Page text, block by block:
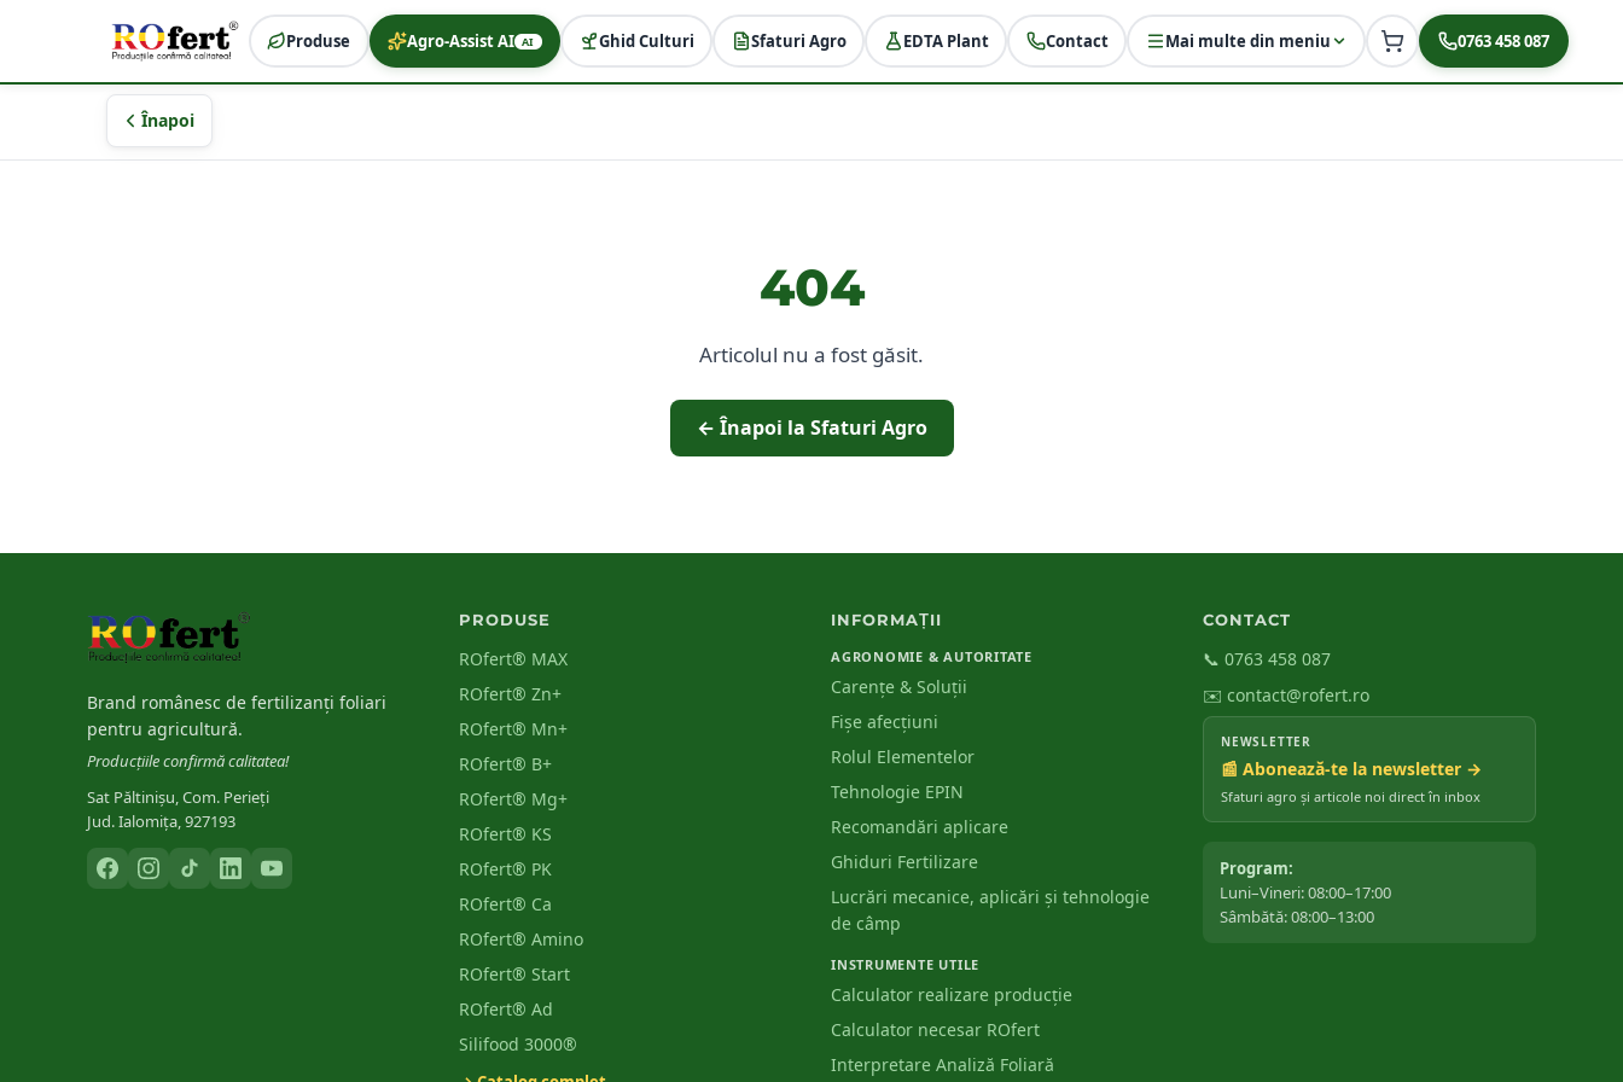
Produse Agro-Assist AI AI Ghid Culturi Sfaturi Agro EDTA Plant Contact Mai multe din meniu 0763 458 087
Înapoi
404
Articolul nu a fost găsit.
← Înapoi la Sfaturi Agro
Brand românesc de fertilizanți foliari
pentru agricultură.
Producțiile confirmă calitatea!
Sat Păltinișu, Com. Perieți
Jud. Ialomița, 927193
PRODUSE
ROfert® MAX
ROfert® Zn+
ROfert® Mn+
ROfert® B+
ROfert® Mg+
ROfert® KS
ROfert® PK
ROfert® Ca
ROfert® Amino
ROfert® Start
ROfert® Ad
Silifood 3000®
INFORMAȚII
AGRONOMIE & AUTORITATE
Carențe & Soluții
Fișe afecțiuni
Rolul Elementelor
Tehnologie EPIN
Recomandări aplicare
Ghiduri Fertilizare
Lucrări mecanice, aplicări și tehnologie
de câmp
INSTRUMENTE UTILE
Calculator realizare producție
Calculator necesar ROfert
Interpretare Analiză Foliară
CONTACT
📞 0763 458 087
✉️ contact@rofert.ro
NEWSLETTER
📰 Abonează-te la newsletter →
Sfaturi agro și articole noi direct în inbox
Program:
Luni–Vineri: 08:00–17:00
Sâmbătă: 08:00–13:00